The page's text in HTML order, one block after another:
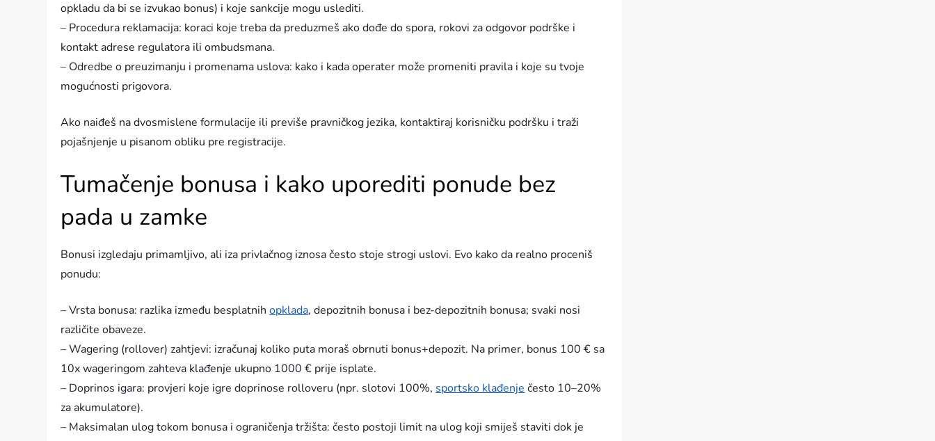
opkladu da bi se izvukao bonus) i koje sankcije mogu uslediti.
– Procedura reklamacija: koraci koje treba da preduzmeš ako dođe do spora, rokovi za odgovor podrške i
kontakt adrese regulatora ili ombudsmana.
– Odredbe o preuzimanju i promenama uslova: kako i kada operater može promeniti pravila i koje su tvoje
mogućnosti prigovora.
Ako naiđeš na dvosmislene formulacije ili previše pravničkog jezika, kontaktiraj korisničku podršku i traži
pojašnjenje u pisanom obliku pre registracije.
Tumačenje bonusa i kako uporediti ponude bez
pada u zamke
Bonusi izgledaju primamljivo, ali iza privlačnog iznosa često stoje strogi uslovi. Evo kako da realno proceniš
ponudu:
– Vrsta bonusa: razlika između besplatnihopklada, depozitnih bonusa i bez-depozitnih bonusa; svaki nosi
različite obaveze.
– Wagering (rollover) zahtjevi: izračunaj koliko puta moraš obrnuti bonus+depozit. Na primer, bonus 100 € sa
10x wageringom zahteva klađenje ukupno 1000 € prije isplate.
– Doprinos igara: provjeri koje igre doprinose rolloveru (npr. slotovi 100%, sportsko klađenje često 10–20%
za akumulatore).
– Maksimalan ulog tokom bonusa i ograničenja tržišta: često postoji limit na ulog koji smiješ staviti dok je